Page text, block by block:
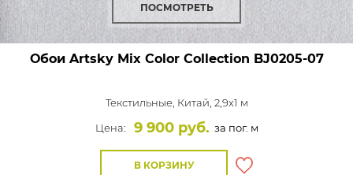
ПОСМОТРЕТЬ
Обои Artsky Mix Color Collection BJ0205-07
Текстильные, Китай, 2,9x1 м
Цена:
9 900 руб. за пог. м
В КОРЗИНУ